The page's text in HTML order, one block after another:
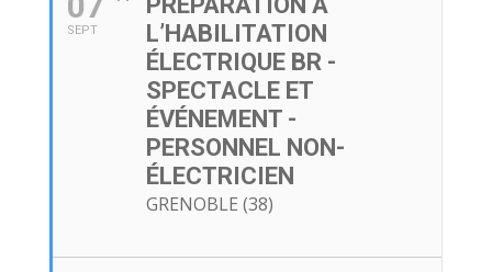
SEPT
L’HABILITATION
ÉLECTRIQUE BR -
SPECTACLE ET
ÉVÉNEMENT -
PERSONNEL NON-
ÉLECTRICIEN
GRENOBLE (38)